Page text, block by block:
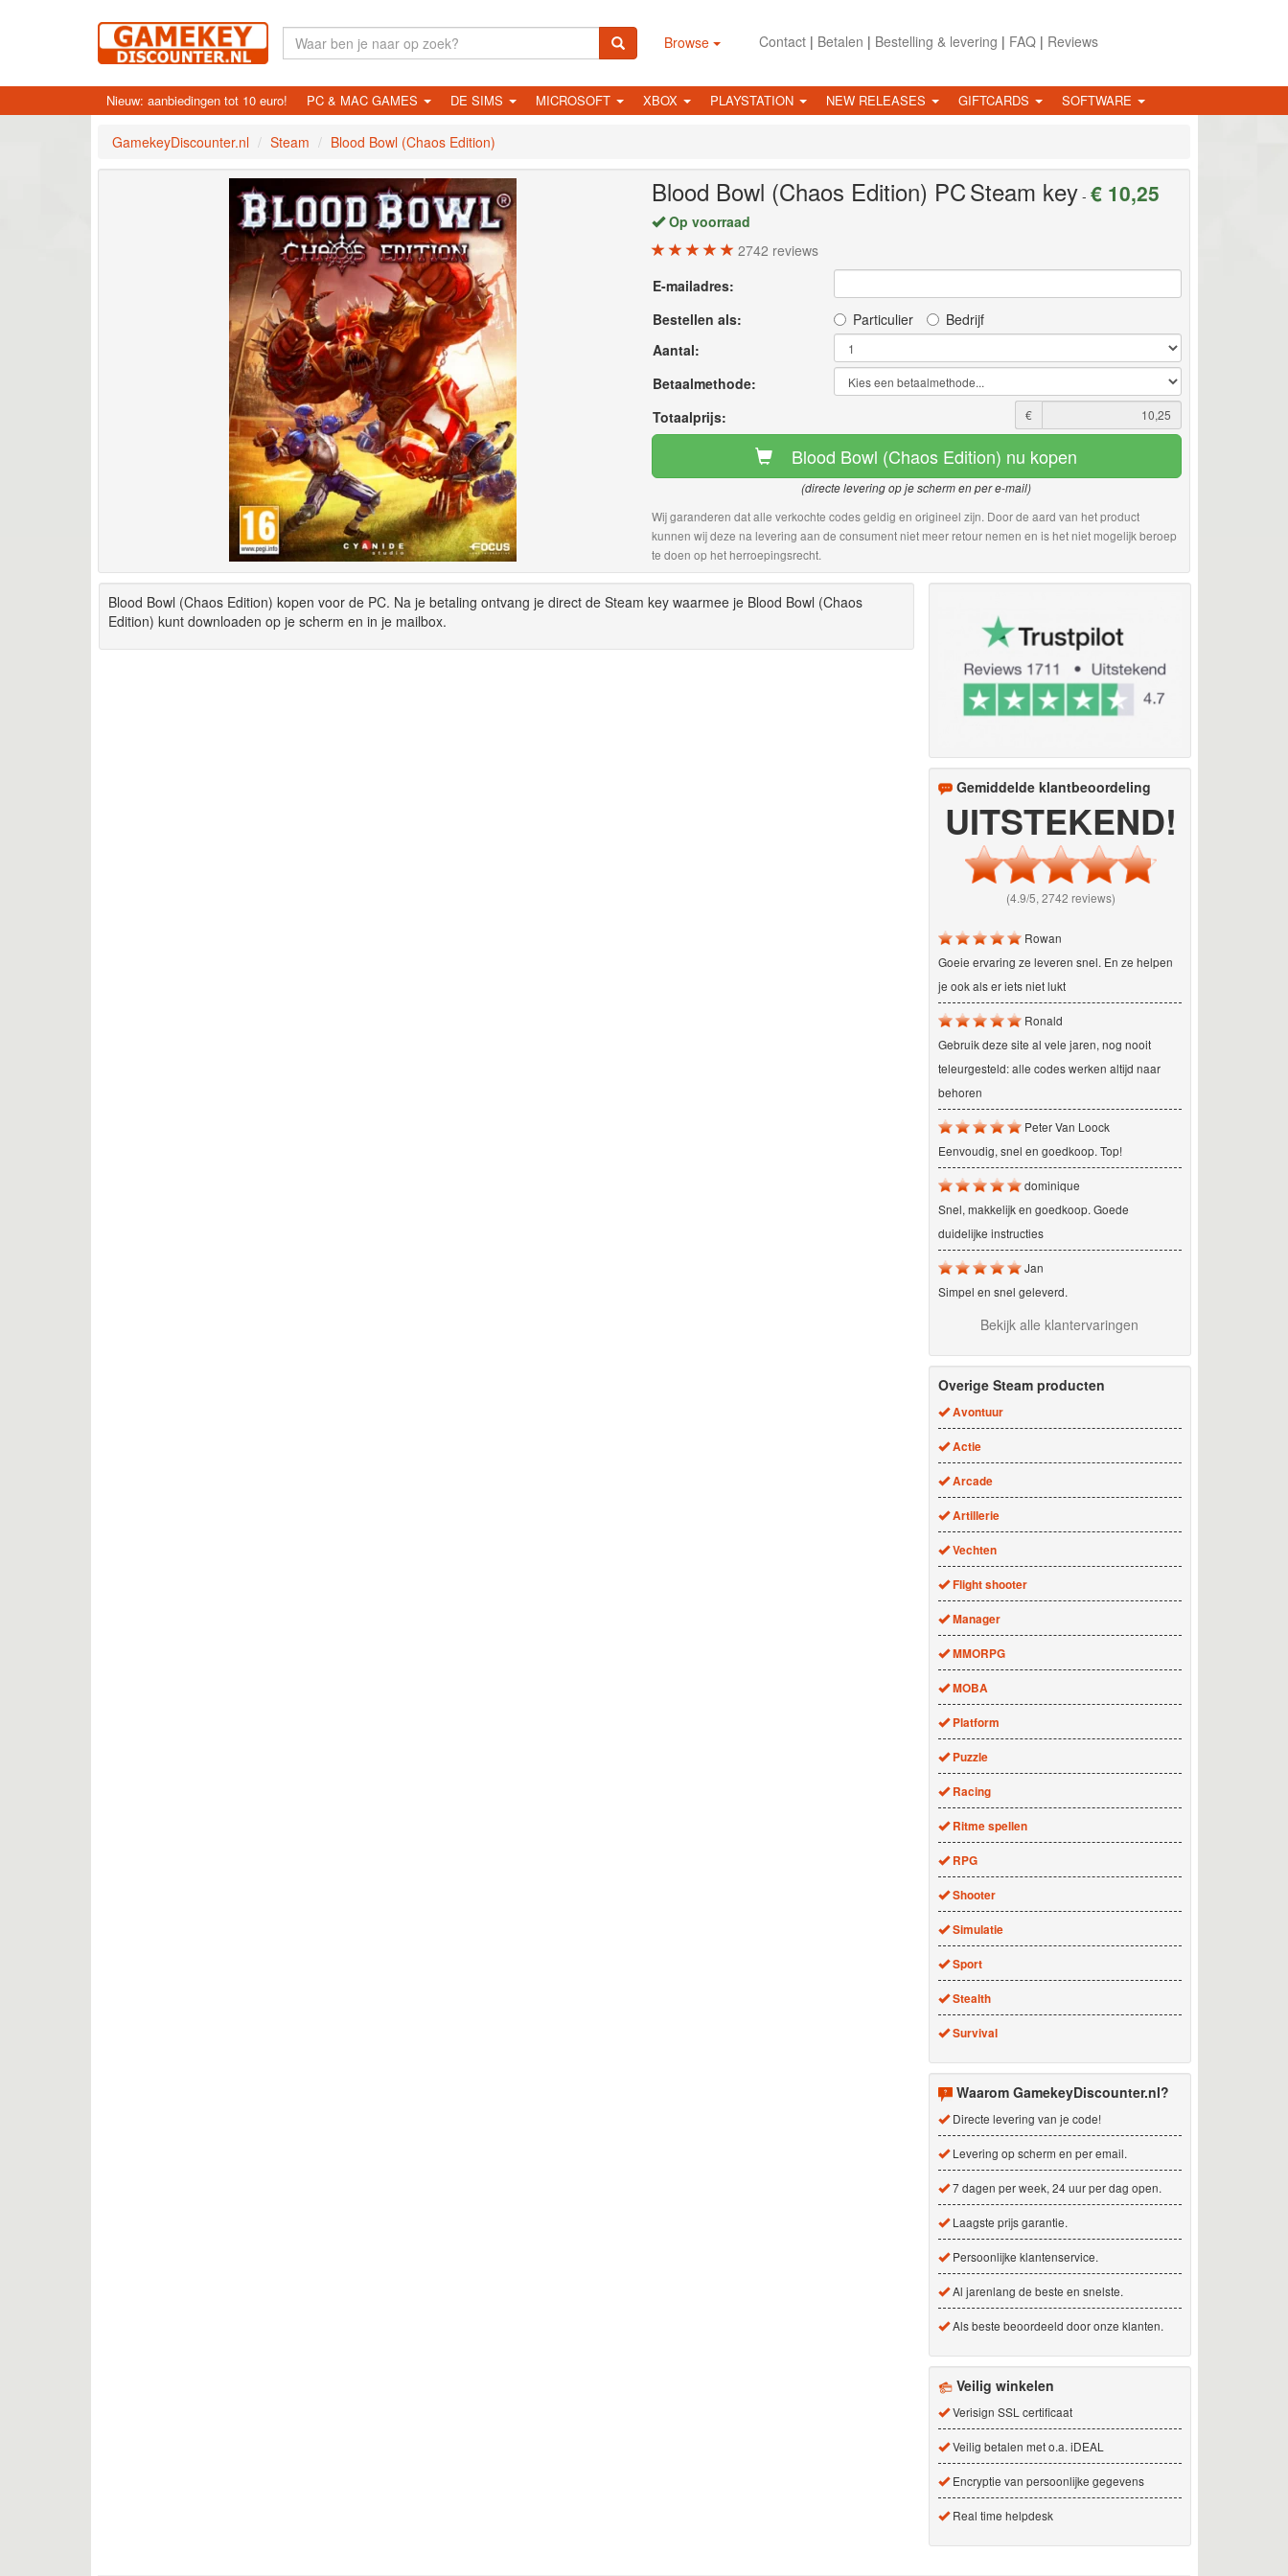
Browse Contact| Betalen | Bestelling & levering | FAQ| Reviews
Nieuw: aanbiedingen tot 10 euro! PC & MAC GAMES DE SIMS MICROSOFT XBOX PLAYSTATION NEW RELEASES GIFTCARDS SOFTWARE
GamekeyDiscounter.nl Steam Blood Bowl (Chaos Edition)
Blood Bowl (Chaos Edition) PCSteam key - € 10,25
Op voorraad
2742 reviews
E-mailadres:
Bestellen als:
Particulier
Bedrijf
Aantal:
Betaalmethode:
Totaalprijs:
€
Blood Bowl (Chaos Edition) nu kopen
(directe levering op je scherm en per e-mail)
Wij garanderen dat alle verkochte codes geldig en origineel zijn. Door de aard van het product
kunnen wij deze na levering aan de consument niet meer retour nemen en is het niet mogelijk beroep
te doen op het herroepingsrecht.
Blood Bowl (Chaos Edition) kopen voor de PC. Na je betaling ontvang je direct de Steam key waarmee je Blood Bowl (Chaos
Edition) kunt downloaden op je scherm en in je mailbox.
Gemiddelde klantbeoordeling
UITSTEKEND!
(4.9/5, 2742 reviews)
Rowan
Goeie ervaring ze leveren snel. En ze helpen
je ook als er iets niet lukt
Ronald
Gebruik deze site al vele jaren, nog nooit
teleurgesteld: alle codes werken altijd naar
behoren
Peter Van Loock
Eenvoudig, snel en goedkoop. Top!
dominique
Snel, makkelijk en goedkoop. Goede
duidelijke instructies
Jan
Simpel en snel geleverd.
Bekijk alle klantervaringen
Overige Steam producten
Avontuur
Actie
Arcade
Artillerie
Vechten
Flight shooter
Manager
MMORPG
MOBA
Platform
Puzzle
Racing
Ritme spellen
RPG
Shooter
Simulatie
Sport
Stealth
Survival
Waarom GamekeyDiscounter.nl?
Directe levering van je code!
Levering op scherm en per email.
7 dagen per week, 24 uur per dag open.
Laagste prijs garantie.
Persoonlijke klantenservice.
Al jarenlang de beste en snelste.
Als beste beoordeeld door onze klanten.
Veilig winkelen
Verisign SSL certificaat
Veilig betalen met o.a. iDEAL
Encryptie van persoonlijke gegevens
Real time helpdesk